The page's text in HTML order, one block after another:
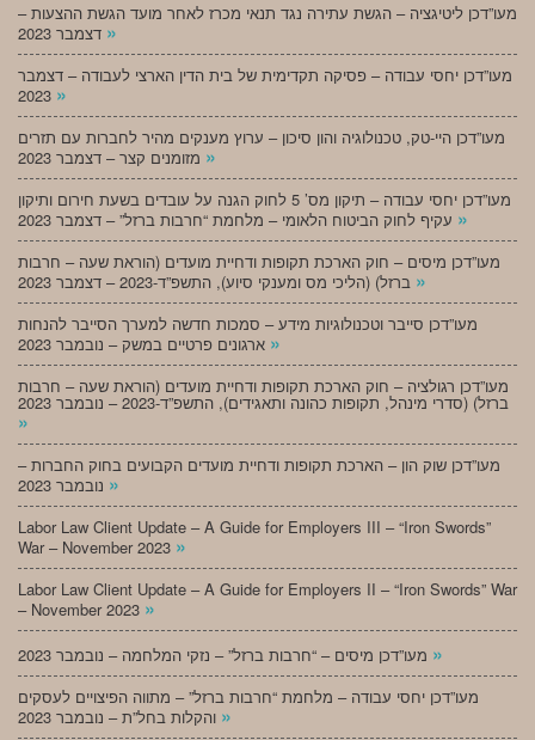
מעו”דכן ליטיגציה – הגשת עתירה נגד תנאי מכרז לאחר מועד הגשת ההצעות –
»
מעו”דכן יחסי עבודה – פסיקה תקדימית של בית הדין הארצי לעבודה – דצמבר
»
מעו”דכן היי-טק, טכנולוגיה והון סיכון – ערוץ מענקים מהיר לחברות עם תזרים
»
מעו”דכן יחסי עבודה – תיקון מס’ 5 לחוק הגנה על עובדים בשעת חירום ותיקון
»
מעו”דכן מיסים – חוק הארכת תקופות ודחיית מועדים (הוראת שעה – חרבות
»
מעו”דכן סייבר וטכנולוגיות מידע – סמכות חדשה למערך הסייבר להנחות
»
מעו”דכן רגולציה – חוק הארכת תקופות ודחיית מועדים (הוראת שעה – חרבות
ברזל) (סדרי מינהל, תקופות כהונה ותאגידים), התשפ”ד-2023 – נובמבר 2023
»
מעו”דכן שוק הון – הארכת תקופות ודחיית מועדים הקבועים בחוק החברות –
»
Labor Law Client Update – A Guide for Employers III – “Iron Swords”
War – November 2023 »
Labor Law Client Update – A Guide for Employers II – “Iron Swords” War
– November 2023 »
»
מעו”דכן יחסי עבודה – מלחמת “חרבות ברזל” – מתווה הפיצויים לעסקים
»